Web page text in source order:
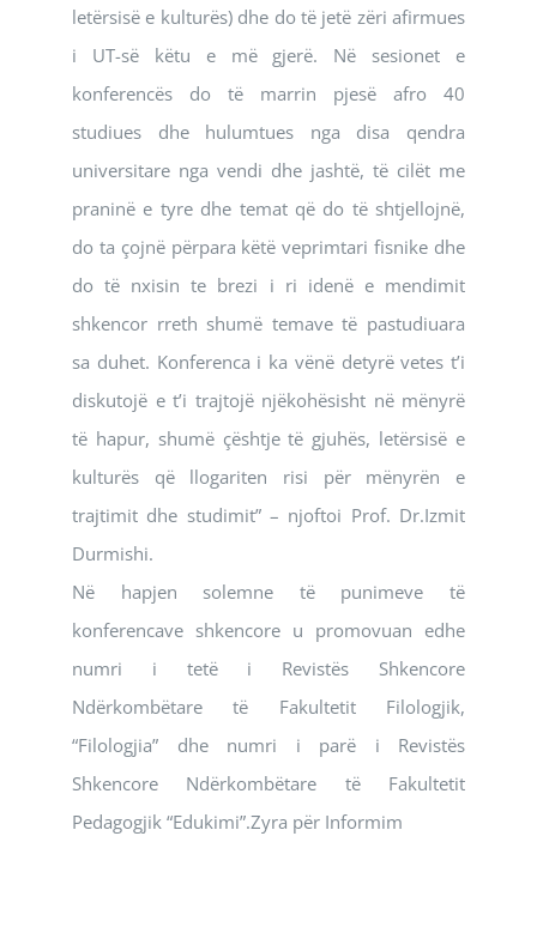
letërsisë e kulturës) dhe do të jetë zëri afirmues
i UT-së këtu e më gjerë. Në sesionet e
konferencës do të marrin pjesë afro 40
studiues dhe hulumtues nga disa qendra
universitare nga vendi dhe jashtë, të cilët me
praninë e tyre dhe temat që do të shtjellojnë,
do ta çojnë përpara këtë veprimtari fisnike dhe
do të nxisin te brezi i ri idenë e mendimit
shkencor rreth shumë temave të pastudiuara
sa duhet. Konferenca i ka vënë detyrë vetes t’i
diskutojë e t’i trajtojë njëkohësisht në mënyrë
të hapur, shumë çështje të gjuhës, letërsisë e
kulturës që llogariten risi për mënyrën e
trajtimit dhe studimit” – njoftoi Prof. Dr.Izmit
Durmishi.
Në hapjen solemne të punimeve të
konferencave shkencore u promovuan edhe
numri i tetë i Revistës Shkencore
Ndërkombëtare të Fakultetit Filologjik,
“Filologjia” dhe numri i parë i Revistës
Shkencore Ndërkombëtare të Fakultetit
Pedagogjik “Edukimi”.Zyra për Informim